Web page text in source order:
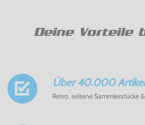
Deine Vorteile
Über 40.000 Artikel
Retro, seltene Sammlerstücke